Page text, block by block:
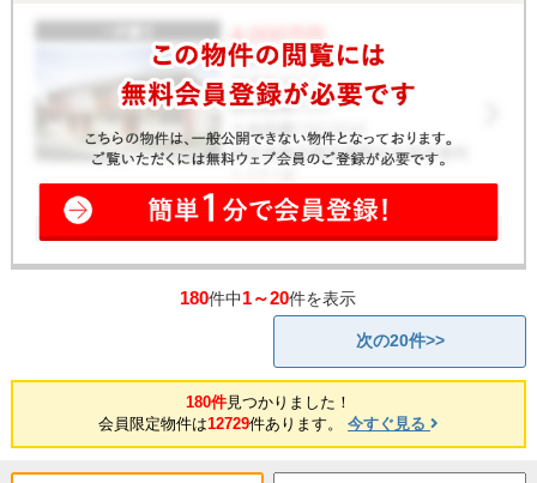
180件中1～20件を表示
次の20件>>
180件見つかりました！
会員限定物件は12729件あります。 今すぐ見る